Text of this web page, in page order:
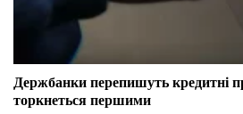
Держбанки перепишуть кредитні
торкнеться першими